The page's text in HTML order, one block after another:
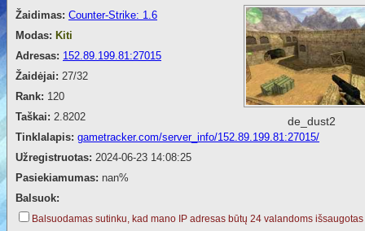
Žaidimas: Counter-Strike: 1.6
Modas: Kiti
Adresas: 152.89.199.81:27015
Žaidėjai: 27/32
Rank: 120
Taškai: 2.8202
Tinklalapis: gametracker.com/server_info/152.89.199.81:27015/
Užregistruotas: 2024-06-23 14:08:25
Pasiekiamumas: nan%
Balsuok:
Balsuodamas sutinku, kad mano IP adresas būtų 24 valandoms išsaugotas
de_dust2